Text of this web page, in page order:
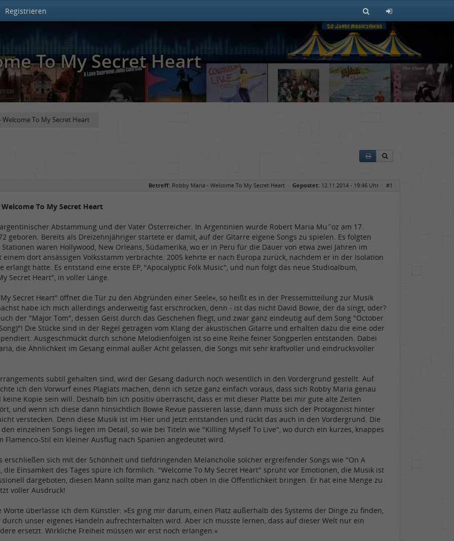
Registrieren
To My Secret Heart
Welcome To My Secret Heart
Betreff: Robby Maria - Welcome To My Secret Heart · Gepostet: 12.11.2014 - 19:46 Uhr · #1
To My Secret Heart
Abstammung und der Vater Österreicher. In Argentinien wurde Robert Maria Mu˜oz am 17.
geboren. Bereits als Dreizehnjähriger startete er damit, auf der Gitarre eigene Songs zu spielen. Es folgten
waren Hollywood, New Orleans, Südamerika, wo er in Peru für die Dauer von etwa zwei Jahren im
einem dort ansässigen Volksstamm verbrachte. 2005 kehrte er nach Europa zurück, nachdem er in der Isolation
erlangt hatte. Es entstand eine erste EP, "Apocalyptic Folk Music", und nun folgt das neue Studioalbum,
Secret Heart", in voller Länge.
My Secret Heart" öffnet die Tür zu den Abgründen einer Seele«, so heißt es in der Pressemitteilung zur Musik
habe ich mich allerdings anderweitig fast erschrocken, denn - ist das nicht David Bowie, der da singt, oder?
der "Major Tom", dessen Geist durch das Geschehen fliegt, und zwar ganz eindeutig auf dem Song "October
Die Stücke sind in der Regel getragen vom Klang der akustischen Gitarre und erhalten dazu die eine oder
Ausgeschmückt durch schöne Melodienfolgen ist so eine Reihe feiner Songperlen entstanden. Dabei
die Ähnlichkeit im Gesang einmal außer Acht gelassen, die Songs mit sehr kraftvoller und eindrucksvoller
subtil gehalten sind, wird der Gesang dadurch noch wesentlich in den Vordergrund gestellt. Auf
ich den Vorwurf eines Plagiats machen, denn ich setze ganz einfach voraus, dass sich Robby Maria genau
keine Kopie sein will. Deshalb bin ich positiv überrascht, dass er mit dieser Platte bei mir gute alte Zeiten
und wenn ich diese dann hinsichtlich Bowie Revue passieren lasse, dann muss sich der Protagonist hinter
verstecken. Denn diese Musik ist im Hier und Jetzt entstanden und rückt das auch in den Vordergrund. Die
einzelnen Songs liegen im Detail, so wie bei Titeln wie "Killing Myself To Live", wo durch ein kurzes, knappes
Flamenco-Stil ein kleiner Ausflug nach Spanien angedeutet wird.
erschließen sich mit der Schönheit und tiefdringenden Melancholie solcher ergreifender Songs wie "On A
die Einsamkeit des Tages spüre ich förmlich. "Welcome To My Secret Heart" sprüht vor Emotionen, die Musik ist
dargeboten, diesen Mann sollte man ganz nach oben in die Öffentlichkeit bringen. Er hat eine Menge zu
voller Ausdruck!
Worte überlasse ich dem Künstler: »Es ging mir darum, einen Platz außerhalb des Systems der Dinge zu finden,
durch unser eigenes Handeln aufrechterhalten wird. Aber ich musste lernen, dass auf dieser Welt nur ein
ersetzt. Wirkliche Freiheit müssen wir erst noch erlangen.«